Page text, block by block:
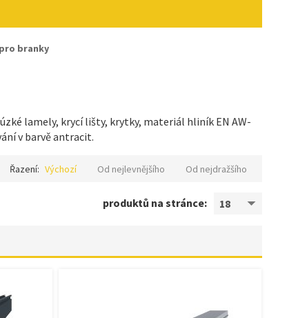
branky
lamely, krycí lišty, krytky, materiál hliník EN AW-
v barvě antracit.
Řazení: Výchozí Od nejlevnějšího Od nejdražšího
produktů na stránce: 18